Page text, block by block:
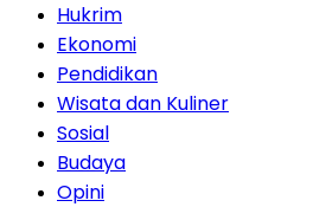
Hukrim
Ekonomi
Pendidikan
Wisata dan Kuliner
Sosial
Budaya
Opini